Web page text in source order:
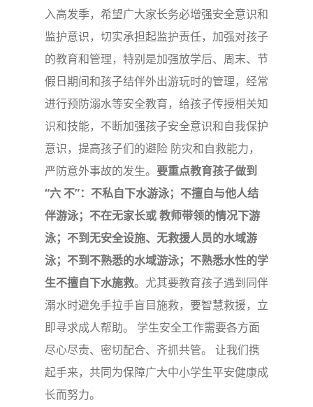
入高发季，希望广大家长务必增强安全意识和
监护意识，切实承担起监护责任，加强对孩子
的教育和管理，特别是加强放学后、周末、节
假日期间和孩子结伴外出游玩时的管理，经常
进行预防溺水等安全教育，给孩子传授相关知
识和技能，不断加强孩子安全意识和自我保护
意识，提高孩子们的避险 防灾和自救能力，
严防意外事故的发生。 要重点教育孩子做到
“六 不”：不私自下水游泳；不擅自与他人结
伴游泳；不在无家长或教师带领的情况下游
泳；不到无安全设施、无救援人员的水域游
泳；不到不熟悉的水域游泳；不熟悉水性的学
生不擅自下水施救。尤其要教育孩子遇到同伴
溺水时避免手拉手盲目施救，要智慧救援，立
即寻求成人帮助。 学生安全工作需要各方面
尽心尽责、密切配合、齐抓共管。 让我们携
起手来，共同为保障广大中小学生平安健康成
长而努力。